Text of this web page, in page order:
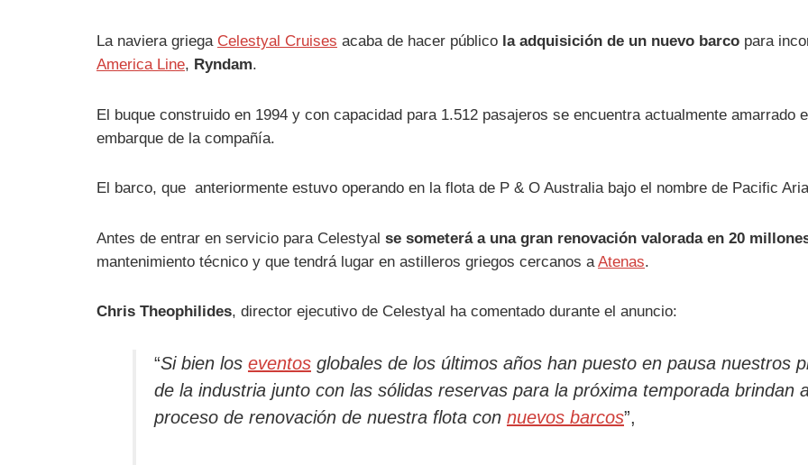
La naviera griega Celestyal Cruises acaba de hacer público la adquisición de un nuevo barcopara
America Line, Ryndam.
El buque construido en 1994 y con capacidad para 1.512 pasajeros se encuentra actualmente amarrado
embarque de la compañía.
El barco, que anteriormente estuvo operando en la flota de P & O Australia bajo el nombre de Pacific
Antes de entrar en servicio para Celestyal se someterá a una gran renovación valorada en 20
mantenimiento técnico y que tendrá lugar en astilleros griegos cercanos a Atenas.
Chris Theophilides, director ejecutivo de Celestyal ha comentado durante el anuncio:
“Si bien los eventosglobales de los últimos años han puesto en pausa nuestros
de la industria junto con las sólidas reservas para la próxima temporada brindan
proceso de renovación de nuestra flota con nuevos barcos”,